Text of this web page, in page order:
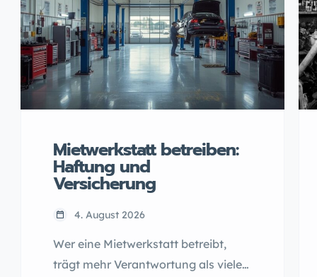
Mietwerkstatt betreiben:
Haftung und
Versicherung
4. August 2026
Wer eine Mietwerkstatt betreibt,
trägt mehr Verantwortung als viele